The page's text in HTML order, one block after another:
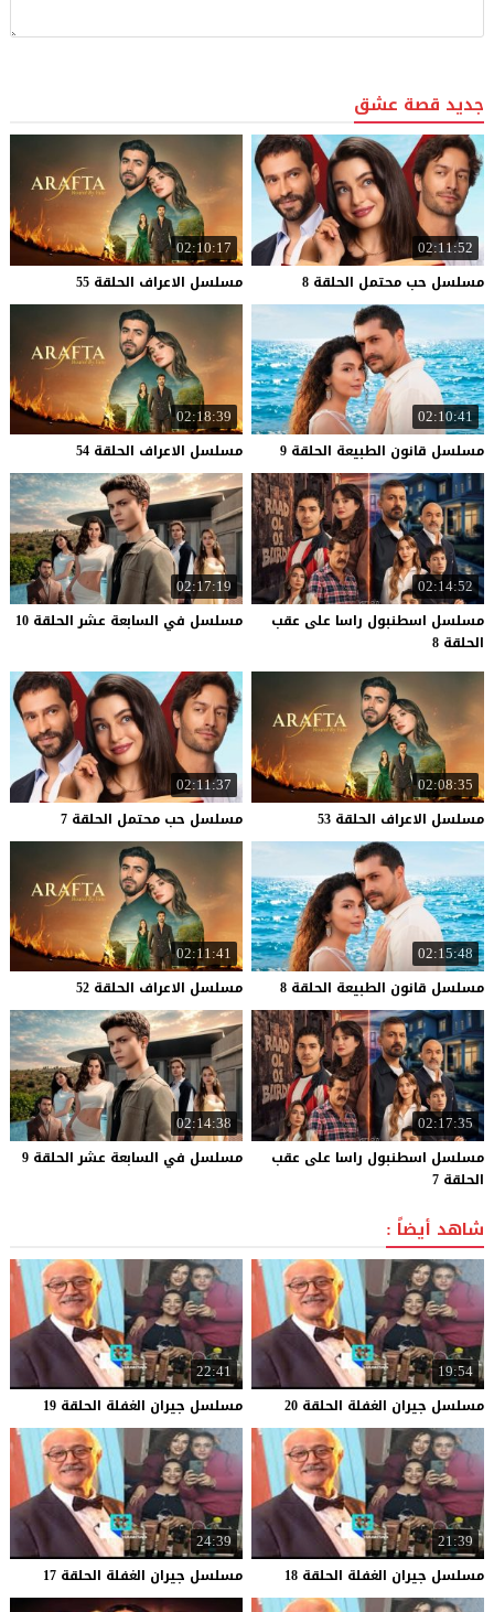
جديد قصة عشق
02:11:52
مسلسل حب محتمل الحلقة 8
02:10:17
مسلسل الاعراف الحلقة 55
02:10:41
مسلسل قانون الطبيعة الحلقة 9
02:18:39
مسلسل الاعراف الحلقة 54
02:14:52
مسلسل اسطنبول راسا على عقب
الحلقة 8
02:17:19
مسلسل في السابعة عشر الحلقة 10
02:08:35
مسلسل الاعراف الحلقة 53
02:11:37
مسلسل حب محتمل الحلقة 7
02:15:48
مسلسل قانون الطبيعة الحلقة 8
02:11:41
مسلسل الاعراف الحلقة 52
02:17:35
مسلسل اسطنبول راسا على عقب
الحلقة 7
02:14:38
مسلسل في السابعة عشر الحلقة 9
شاهد أيضاً :
19:54
مسلسل جيران الغفلة الحلقة 20
22:41
مسلسل جيران الغفلة الحلقة 19
21:39
مسلسل جيران الغفلة الحلقة 18
24:39
مسلسل جيران الغفلة الحلقة 17